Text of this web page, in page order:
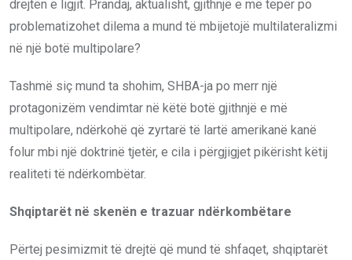
drejtën e ligjit. Prandaj, aktualisht, gjithnjë e më tepër po
problematizohet dilema a mund të mbijetojë multilateralizmi
në një botë multipolare?
Tashmë siç mund ta shohim, SHBA-ja po merr një
protagonizëm vendimtar në këtë botë gjithnjë e më
multipolare, ndërkohë që zyrtarë të lartë amerikanë kanë
folur mbi një doktrinë tjetër, e cila i përgjigjet pikërisht këtij
realiteti të ndërkombëtar.
Shqiptarët në skenën e trazuar ndërkombëtare
Përtej pesimizmit të drejtë që mund të shfaqet, shqiptarët